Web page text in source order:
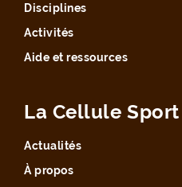
Disciplines
Activités
Aide et ressources
La Cellule Sport
Actualités
À propos